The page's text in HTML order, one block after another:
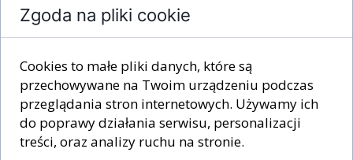
kompromisu. Jako ekspert w KRB
trade staram się być wtedy
mediatorem. Pokazuję, że drzwi
termiczne o świetnych parametrach
mogą być jednocześnie piękne i
wykończone w modnym
antracycie czy wymarzonym dębie.
Zgoda na pliki cookie
Cookies to małe pliki danych, które są
przechowywane na Twoim urządzeniu podczas
przeglądania stron internetowych. Używamy ich
do poprawy działania serwisu, personalizacji
treści, oraz analizy ruchu na stronie.